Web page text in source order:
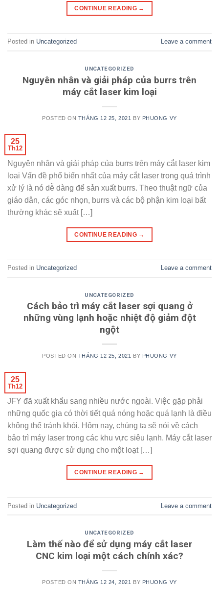
CONTINUE READING →
Posted in Uncategorized Leave a comment
UNCATEGORIZED
Nguyên nhân và giải pháp của burrs trên
máy cắt laser kim loại
POSTED ON THÁNG 12 25, 2021 BY PHUONG VY
25
Th12
Nguyên nhân và giải pháp của burrs trên máy cắt laser kim
loại Vấn đề phổ biến nhất của máy cắt laser trong quá trình
xử lý là nó dễ dàng để sản xuất burrs. Theo thuật ngữ của
giáo dân, các góc nhọn, burrs và các bộ phận kim loại bất
thường khác sẽ xuất […]
CONTINUE READING →
Posted in Uncategorized Leave a comment
UNCATEGORIZED
Cách bảo trì máy cắt laser sợi quang ở
những vùng lạnh hoặc nhiệt độ giảm đột
ngột
POSTED ON THÁNG 12 25, 2021 BY PHUONG VY
25
Th12
JFY đã xuất khẩu sang nhiều nước ngoài. Việc gặp phải
những quốc gia có thời tiết quá nóng hoặc quá lạnh là điều
không thể tránh khỏi. Hôm nay, chúng ta sẽ nói về cách
bảo trì máy laser trong các khu vực siêu lạnh. Máy cắt laser
sợi quang được sử dụng cho một loạt […]
CONTINUE READING →
Posted in Uncategorized Leave a comment
UNCATEGORIZED
Làm thế nào để sử dụng máy cắt laser
CNC kim loại một cách chính xác?
POSTED ON THÁNG 12 24, 2021 BY PHUONG VY